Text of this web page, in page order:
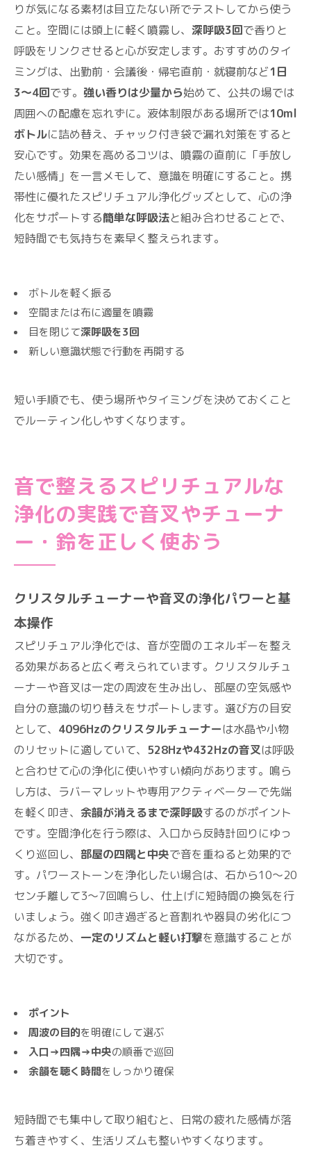
りが気になる素材は目立たない所でテストしてから使う
こと。空間には頭上に軽く噴霧し、 深呼吸3回で香りと
呼吸をリンクさせると心が安定します。おすすめのタイ
ミングは、出勤前・会議後・帰宅直前・就寝前など1日
3〜4回です。 強い香りは少量から始めて、公共の場では
周囲への配慮を忘れずに。液体制限がある場所では10ml
ボトルに詰め替え、チャック付き袋で漏れ対策をすると
安心です。効果を高めるコツは、噴霧の直前に「手放し
たい感情」を一言メモして、意識を明確にすること。携
帯性に優れたスピリチュアル浄化グッズとして、心の浄
化をサポートする簡単な呼吸法と組み合わせることで、
短時間でも気持ちを素早く整えられます。
ボトルを軽く振る
空間または布に適量を噴霧
目を閉じて深呼吸を3回
新しい意識状態で行動を再開する
短い手順でも、使う場所やタイミングを決めておくこと
でルーティン化しやすくなります。
音で整えるスピリチュアルな
浄化の実践で音叉やチューナ
ー・鈴を正しく使おう
クリスタルチューナーや音叉の浄化パワーと基
本操作
スピリチュアル浄化では、音が空間のエネルギーを整え
る効果があると広く考えられています。クリスタルチュ
ーナーや音叉は一定の周波を生み出し、部屋の空気感や
自分の意識の切り替えをサポートします。選び方の目安
として、 4096Hzのクリスタルチューナーは水晶や小物
のリセットに適していて、 528Hzや432Hzの音叉は呼吸
と合わせて心の浄化に使いやすい傾向があります。鳴ら
し方は、ラバーマレットや専用アクティベーターで先端
を軽く叩き、 余韻が消えるまで深呼吸するのがポイント
です。空間浄化を行う際は、入口から反時計回りにゆっ
くり巡回し、 部屋の四隅と中央で音を重ねると効果的で
す。パワーストーンを浄化したい場合は、石から10〜20
センチ離して3〜7回鳴らし、仕上げに短時間の換気を行
いましょう。強く叩き過ぎると音割れや器具の劣化につ
ながるため、 一定のリズムと軽い打撃を意識することが
大切です。
ポイント
周波の目的を明確にして選ぶ
入口→四隅→中央の順番で巡回
余韻を聴く時間をしっかり確保
短時間でも集中して取り組むと、日常の疲れた感情が落
ち着きやすく、生活リズムも整いやすくなります。